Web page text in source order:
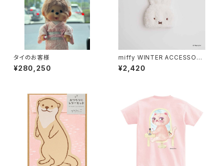
タイのお客様
¥280,250
miffy WINTER ACCESSORY
S MINI ダイカットニット帽チャ
ーム ミッフィー
¥2,420